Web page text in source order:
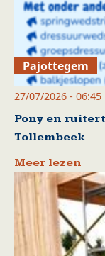
Pajottegem
27/07/2026 - 06:45
Pony en
Tollembeek
Meer lezen